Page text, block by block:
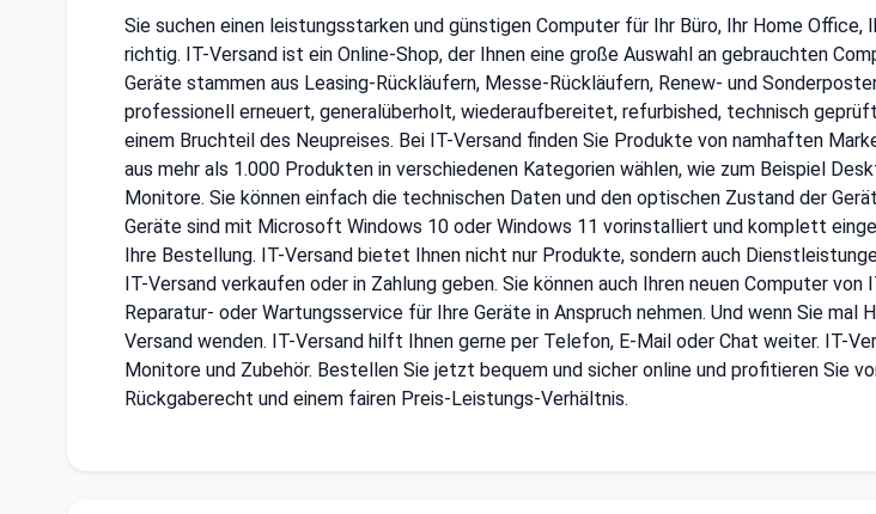
Sie suchen einen leistungsstarken und günstigen Computer für Ihr Büro, Ihr Home
richtig. IT-Versand ist ein Online-Shop, der Ihnen eine große Auswahl an gebrauchten
Geräte stammen aus Leasing-Rückläufern, Messe-Rückläufern, Renew- und
professionell erneuert, generalüberholt, wiederaufbereitet, refurbished, technisch
einem Bruchteil des Neupreises. Bei IT-Versand finden Sie Produkte von namhaften
aus mehr als 1.000 Produkten in verschiedenen Kategorien wählen, wie zum Beispiel
Monitore. Sie können einfach die technischen Daten und den optischen Zustand der
Geräte sind mit Microsoft Windows 10 oder Windows 11 vorinstalliert und komplett
Ihre Bestellung. IT-Versand bietet Ihnen nicht nur Produkte, sondern auch
IT-Versand verkaufen oder in Zahlung geben. Sie können auch Ihren neuen Computer
Reparatur- oder Wartungsservice für Ihre Geräte in Anspruch nehmen. Und wenn Sie
Versand wenden. IT-Versand hilft Ihnen gerne per Telefon, E-Mail oder Chat weiter. IT-
Monitore und Zubehör. Bestellen Sie jetzt bequem und sicher online und profitieren Sie
Rückgaberecht und einem fairen Preis-Leistungs-Verhältnis.